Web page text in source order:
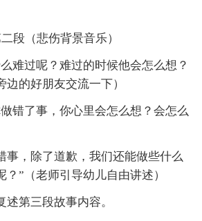
段（悲伤背景音乐）
难过呢？难过的时候他会怎么想？
的好朋友交流一下）
错了事，你心里会怎么想？会怎么
事，除了道歉，我们还能做些什么
”（老师引导幼儿自由讲述）
述第三段故事内容。